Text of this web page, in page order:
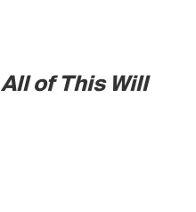
All of This Will